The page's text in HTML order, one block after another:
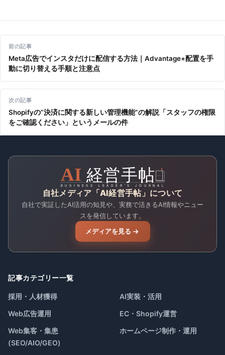
投稿ナビゲーション
前の記事
Meta広告でインスタだけに配信する方法｜Advantage+配置を手
動に切り替える手順と注意点
次の記事
Shopifyの”決済に関する新しい管理機能”の解説「スタッフの権限
をご確認ください」というメールの件
自社メディア「AI経営手帖」について
自社で実証したAI活用の知見や、実務で活きるAI情報やニュー
スを発信しています。
メディアを見る
記事カテゴリー一覧
採用・人材獲得
AI実装・活用
Web広告運用
EC・Shopify運営
Web集客・集患
(SEO/AIO/GEO)
ホームページ制作・運用